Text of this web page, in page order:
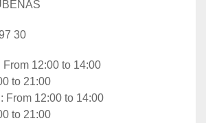
30
From 12:00 to 14:00
to 21:00
: From 12:00 to 14:00
to 21:00